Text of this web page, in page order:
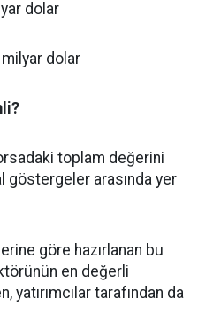
dolar
dolar
toplam değerini
göstergeler arasında yer
göre hazırlanan bu
en değerli
yatırımcılar tarafından da